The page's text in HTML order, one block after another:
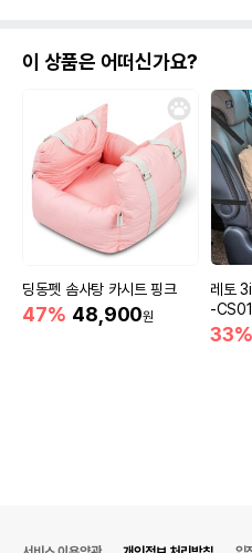
이 상품은 어떠신가요?
딩동펫 솜사탕 카시트 핑크
47% 48,900원
레토
-
33%